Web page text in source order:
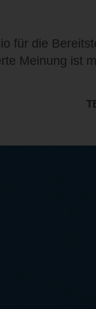
für die
Meinung ist